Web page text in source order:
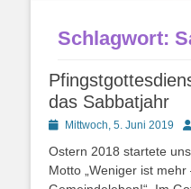
Schlagwort:
das Sabbatjahr
PostedMittwoch, 5. Juni 2019
Ostern 2018 startete
Motto „Weniger ist